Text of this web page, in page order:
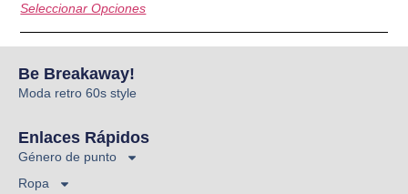
Seleccionar Opciones
Be Breakaway!
Moda retro 60s style
Enlaces Rápidos
Género de punto
Ropa